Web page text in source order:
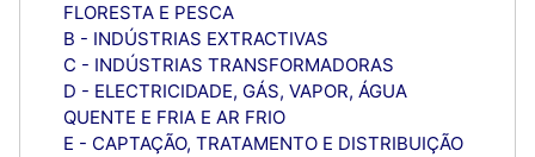
FLORESTA E PESCA
B - INDÚSTRIAS EXTRACTIVAS
C - INDÚSTRIAS TRANSFORMADORAS
D - ELECTRICIDADE, GÁS, VAPOR, ÁGUA
QUENTE E FRIA E AR FRIO
E - CAPTAÇÃO, TRATAMENTO E DISTRIBUIÇÃO